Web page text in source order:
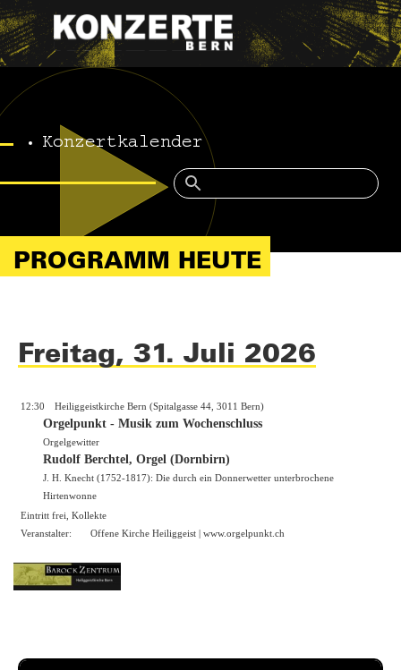
Konzertkalender
PROGRAMM HEUTE
Freitag, 31. Juli 2026
12:30 Heiliggeistkirche Bern (Spitalgasse 44, 3011 Bern)
Orgelpunkt - Musik zum Wochenschluss
Orgelgewitter
Rudolf Berchtel, Orgel (Dornbirn)
J. H. Knecht (1752-1817): Die durch ein Donnerwetter unterbrochene
Hirtenwonne
Eintritt frei, Kollekte
Veranstalter:
Offene Kirche Heiliggeist | www.orgelpunkt.ch